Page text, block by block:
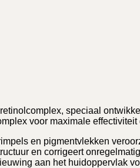
speciaal
voor maximale
en pigmentvlekken
en corrigeert
aan het huidoppervlak